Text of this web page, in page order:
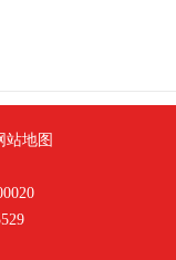
站地图